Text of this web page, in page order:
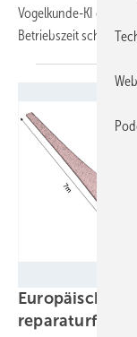
Vogelkunde-KI oder
Betriebszeit schenkt,
Europäisches
reparaturfähige